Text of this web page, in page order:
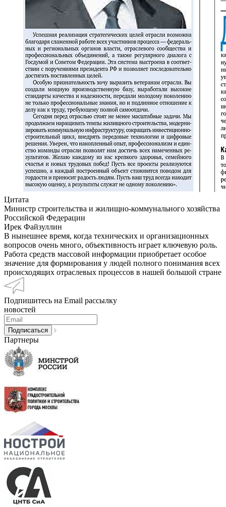
Цитата
Министр строительства и жилищно-коммунального хозяйства
Российской Федерации
Ирек Файзуллин
В нынешнее время, когда технических и организационных
вопросов очень много, объективность играет ключевую роль.
Работа средств массовой информации приобретает особое
значение для формирования у людей полного понимания всех
происходящих отраслевых процессов в нашей большой стране
Подпишитесь на Email рассылку
новостей
Партнеры